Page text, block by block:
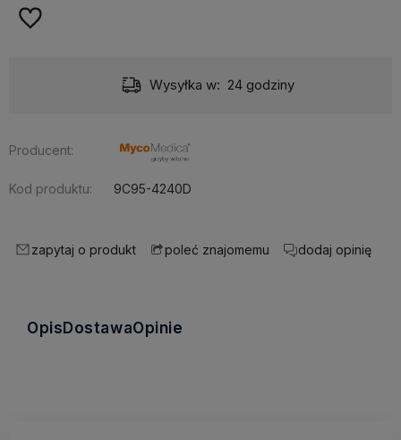
Wysyłka w: 24 godziny
Producent:
Kod produktu: 9C95-4240D
zapytaj o produkt poleć znajomemu dodaj opinię
OpisDostawaOpinie